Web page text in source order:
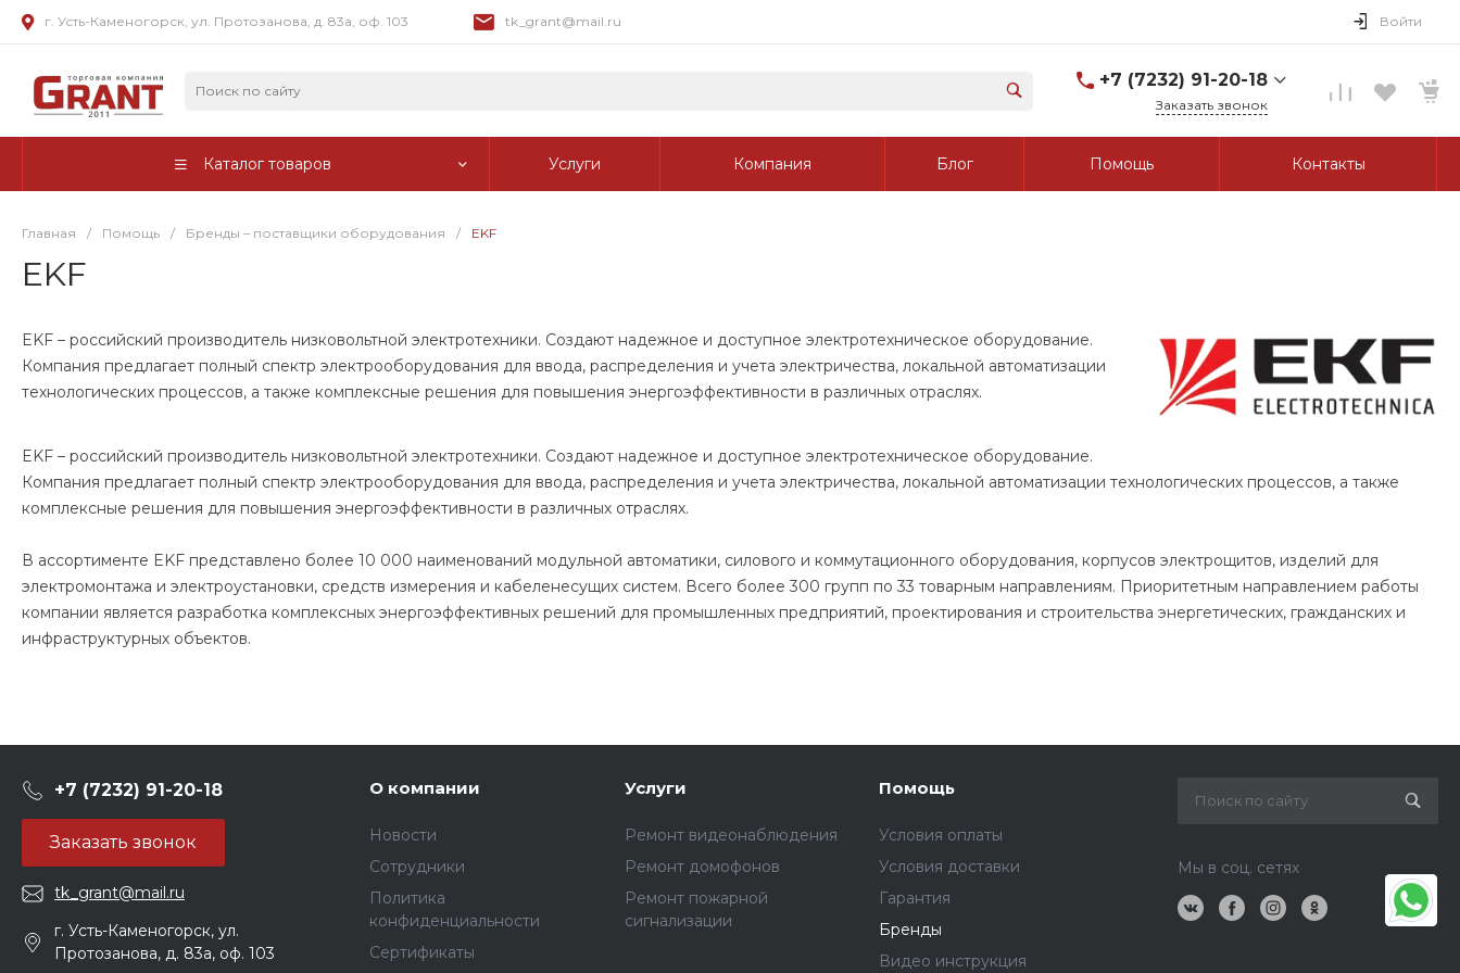
г. Усть-Каменогорск, ул. Протозанова, д. 83а, оф. 103 tk_grant@mail.ru Войти
+7 (7232) 91-20-18
г. Усть-Каменогорск, ул.
Заказать звонок
Каталог товаров Услуги Компания Блог Помощь Контакты
Главная / Помощь / Бренды – поставщики оборудования / EKF
EKF
EKF – российский производитель низковольтной электротехники. Создают надежное и доступное электротехническое оборудование.
Компания предлагает полный спектр электрооборудования для ввода, распределения и учета электричества, локальной автоматизации
технологических процессов, а также комплексные решения для повышения энергоэффективности в различных отраслях.
EKF – российский производитель низковольтной электротехники. Создают надежное и доступное электротехническое оборудование.
Компания предлагает полный спектр электрооборудования для ввода, распределения и учета электричества, локальной автоматизации технологических процессов, а также
комплексные решения для повышения энергоэффективности в различных отраслях.
В ассортименте EKF представлено более 10 000 наименований модульной автоматики, силового и коммутационного оборудования, корпусов электрощитов, изделий для
электромонтажа и электроустановки, средств измерения и кабеленесущих систем. Всего более 300 групп по 33 товарным направлениям. Приоритетным направлением работы
компании является разработка комплексных энергоэффективных решений для промышленных предприятий, проектирования и строительства энергетических, гражданских и
инфраструктурных объектов.
+7 (7232) 91-20-18
Заказать звонок
tk_grant@mail.ru
г. Усть-Каменогорск, ул.
Протозанова, д. 83а, оф. 103
О компании
Новости
Сотрудники
Политика
конфиденциальности
Сертификаты
Услуги
Ремонт видеонаблюдения
Ремонт домофонов
Ремонт пожарной
сигнализации
Помощь
Условия оплаты
Условия доставки
Гарантия
Бренды
Видео инструкция
Мы в соц. сетях